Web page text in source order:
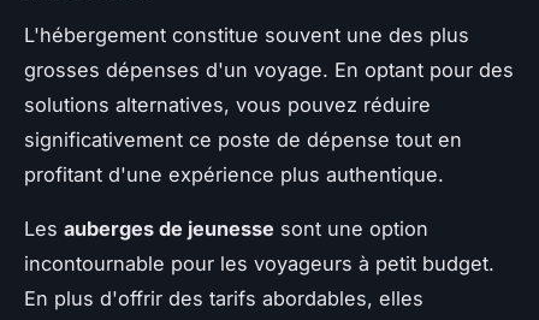
L'hébergement constitue souvent une des plus
grosses dépenses d'un voyage. En optant pour des
solutions alternatives, vous pouvez réduire
significativement ce poste de dépense tout en
profitant d'une expérience plus authentique.
Les auberges de jeunesse sont une option
incontournable pour les voyageurs à petit budget.
En plus d'offrir des tarifs abordables, elles